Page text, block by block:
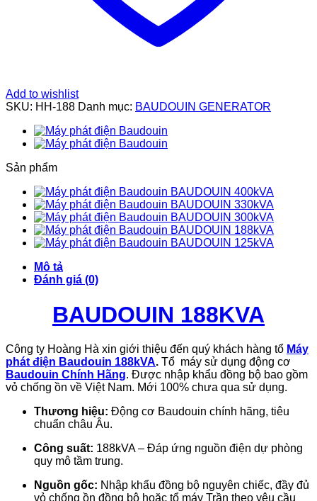
Add to wishlist
SKU: HH-188 Danh mục: BAUDOUIN GENERATOR
Sản phẩm
BAUDOUIN 400kVA
BAUDOUIN 330kVA
BAUDOUIN 300kVA
BAUDOUIN 188kVA
BAUDOUIN 125kVA
Mô tả
Đánh giá (0)
BAUDOUIN 188KVA
Công ty Hoàng Hà xin giới thiệu đến quý khách hàng tổ Máy
phát điện Baudouin 188kVA. Tổ máy sử dụng động cơ
Baudouin Chính Hãng. Được nhập khẩu đồng bộ bao gồm
vỏ chống ồn về Việt Nam. Mới 100% chưa qua sử dụng.
Thương hiệu: Động cơ Baudouin chính hãng, tiêu
chuẩn châu Âu.
Công suất: 188kVA – Đáp ứng nguồn điện dự phòng
quy mô tầm trung.
Nguồn gốc: Nhập khẩu đồng bộ nguyên chiếc, đầy đủ
vỏ chống ồn đồng bộ hoặc tổ máy Trần theo yêu cầu